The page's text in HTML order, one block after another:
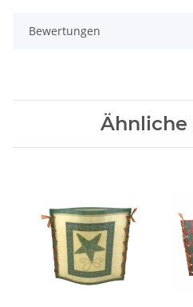
Bewertungen
Ähnliche